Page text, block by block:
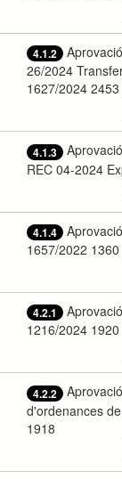
4.1.2
26/2024
1627/2024 2453
4.1.3
REC 04-2024
4.1.4
1657/2022 1360
4.2.1
1216/2024 1920
4.2.2
d'ordenances
1918